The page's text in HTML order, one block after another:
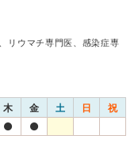
リウマチ専門医、感染症専
木 金 土 日 祝